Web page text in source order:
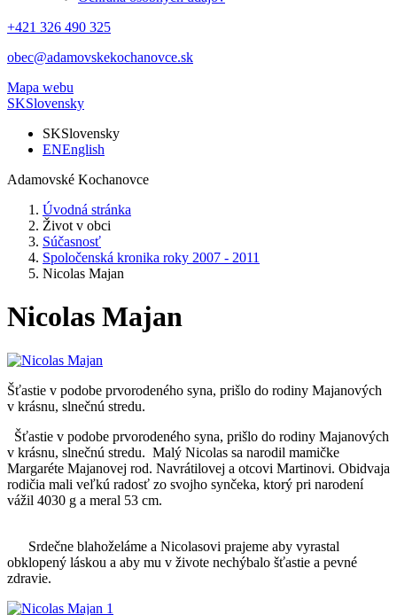
+421 326 490 325
obec@adamovskekochanovce.sk
Mapa webu
SKSlovensky
SKSlovensky
ENEnglish
Adamovské Kochanovce
Úvodná stránka
Život v obci
Súčasnosť
Spoločenská kronika roky 2007 - 2011
Nicolas Majan
Nicolas Majan
Šťastie v podobe prvorodeného syna, prišlo do rodiny Majanových
v krásnu, slnečnú stredu.
Šťastie v podobe prvorodeného syna, prišlo do rodiny Majanových
v krásnu, slnečnú stredu. Malý Nicolas sa narodil mamičke
Margaréte Majanovej rod. Navrátilovej a otcovi Martinovi. Obidvaja
rodičia mali veľkú radosť zo svojho synčeka, ktorý pri narodení
vážil 4030 g a meral 53 cm.
Srdečne blahoželáme a Nicolasovi prajeme aby vyrastal
obklopený láskou a aby mu v živote nechýbalo šťastie a pevné
zdravie.